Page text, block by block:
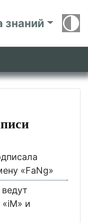
знаний
«FaNg»
и